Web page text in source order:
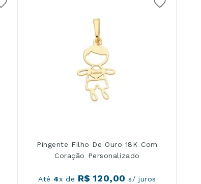
Pingente Filho De Ouro 18K Com
Coração Personalizado
Até 4x de R$ 120,00 s/ juros